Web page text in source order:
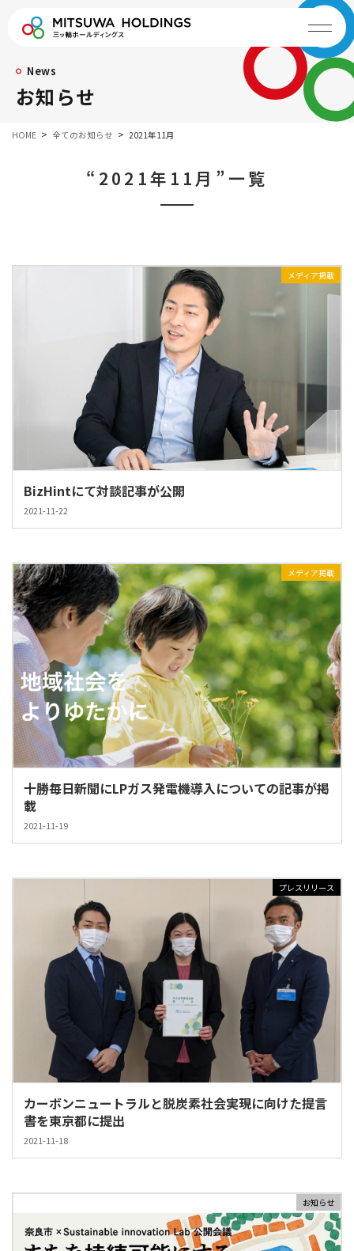
News
お知らせ
HOME 全てのお知らせ 2021年11月
“2021年11月”一覧
メディア掲載
BizHintにて対談記事が公開
2021-11-22
メディア掲載
十勝毎日新聞にLPガス発電機導入についての記事が掲
載
2021-11-19
プレスリリース
カーボンニュートラルと脱炭素社会実現に向けた提言
書を東京都に提出
2021-11-18
お知らせ